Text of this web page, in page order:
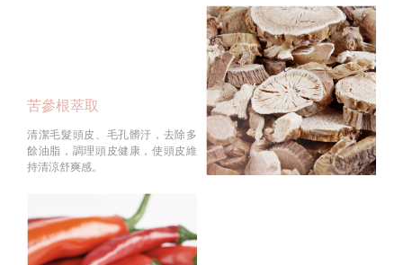
苦參根萃取
清潔毛髮頭皮、毛孔髒汙，去除多
餘油脂，調理頭皮健康，使頭皮維
持清涼舒爽感。